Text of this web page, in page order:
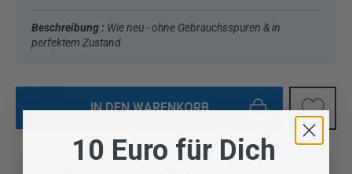
Beschreibung : Wie neu - ohne Gebrauchsspuren & in
perfektem Zustand
IN DEN WARENKORB
10 Euro für Dich